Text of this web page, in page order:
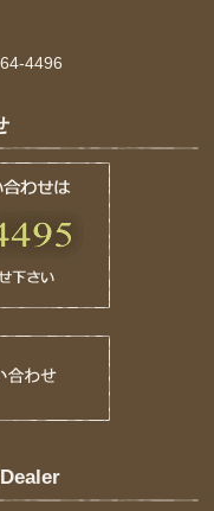
4496